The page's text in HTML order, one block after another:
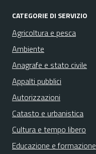
CATEGORIE DI SERVIZIO
Agricoltura e pesca
Ambiente
Anagrafe e stato civile
Appalti pubblici
Autorizzazioni
Catasto e urbanistica
Cultura e tempo libero
Educazione e formazione